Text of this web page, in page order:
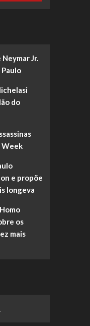
Jr.
do
Week
e propõe
longeva
os
mais